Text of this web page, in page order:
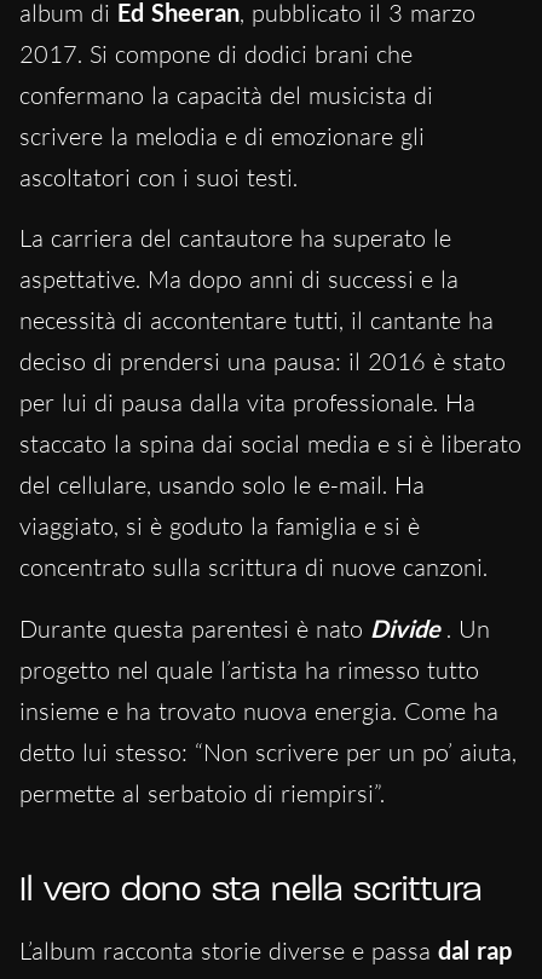
album di Ed Sheeran, pubblicato il 3 marzo
2017. Si compone di dodici brani che
confermano la capacità del musicista di
scrivere la melodia e di emozionare gli
ascoltatori con i suoi testi.
La carriera del cantautore ha superato le
aspettative. Ma dopo anni di successi e la
necessità di accontentare tutti, il cantante ha
deciso di prendersi una pausa: il 2016 è stato
per lui di pausa dalla vita professionale. Ha
staccato la spina dai social media e si è liberato
del cellulare, usando solo le e-mail. Ha
viaggiato, si è goduto la famiglia e si è
concentrato sulla scrittura di nuove canzoni.
Durante questa parentesi è nato Divide . Un
progetto nel quale l’artista ha rimesso tutto
insieme e ha trovato nuova energia. Come ha
detto lui stesso: “Non scrivere per un po’ aiuta,
permette al serbatoio di riempirsi”.
Il vero dono sta nella scrittura
L’album racconta storie diverse e passa dal rap